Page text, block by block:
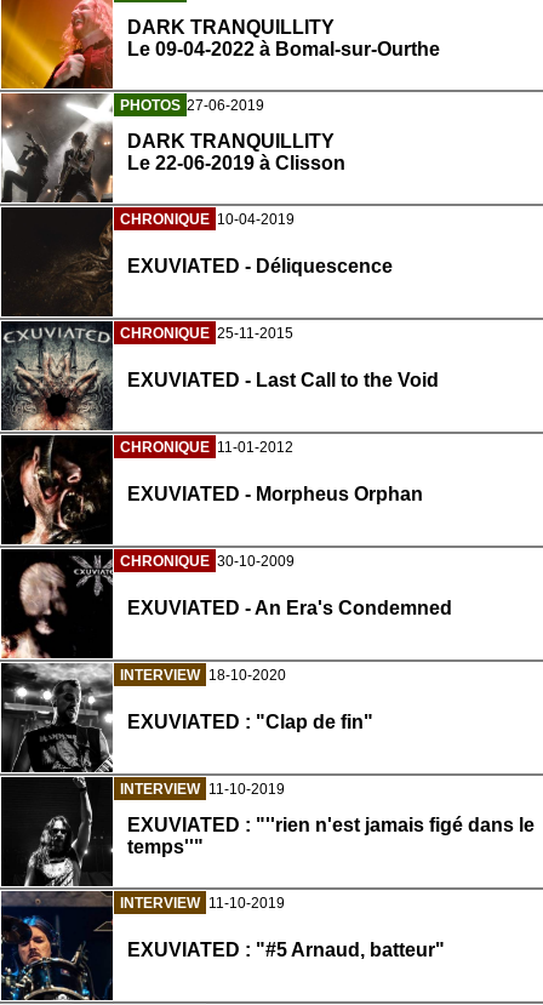
DARK TRANQUILLITY
Le 09-04-2022 à Bomal-sur-Ourthe
PHOTOS 27-06-2019
DARK TRANQUILLITY
Le 22-06-2019 à Clisson
CHRONIQUE 10-04-2019
EXUVIATED - Déliquescence
CHRONIQUE 25-11-2015
EXUVIATED - Last Call to the Void
CHRONIQUE 11-01-2012
EXUVIATED - Morpheus Orphan
CHRONIQUE 30-10-2009
EXUVIATED - An Era's Condemned
INTERVIEW 18-10-2020
EXUVIATED : "Clap de fin"
INTERVIEW 11-10-2019
EXUVIATED : "''rien n'est jamais figé dans le
temps''"
INTERVIEW 11-10-2019
EXUVIATED : "#5 Arnaud, batteur"